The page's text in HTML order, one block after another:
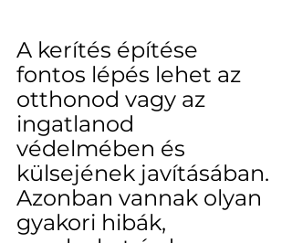
A kerítés építése
fontos lépés lehet az
otthonod vagy az
ingatlanod
védelmében és
külsejének javításában.
Azonban vannak olyan
gyakori hibák,